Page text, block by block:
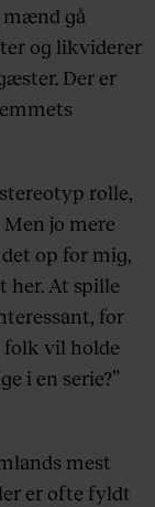
mænd gå
og likviderer
Der er
rolle,
jo mere
op for mig,
her. At spille
for
folk vil holde
i en serie?”
mest
er ofte fyldt